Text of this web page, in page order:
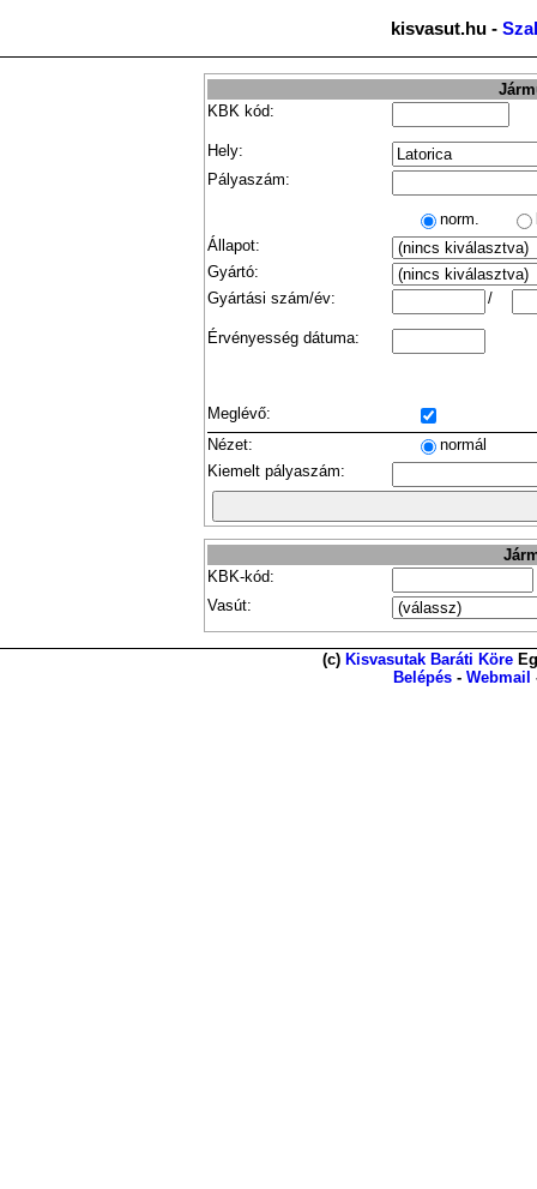
kisvasut.hu -
KBK kód:
Hely:
Pályaszám:
norm.
Állapot:
Gyártó:
Gyártási szám/év:
/
Érvényesség dátuma:
Meglévő:
Nézet:
normál
Kiemelt pályaszám:
KBK-kód:
Vasút:
(c) Kisvasutak Baráti Köre
Belépés - Webmail